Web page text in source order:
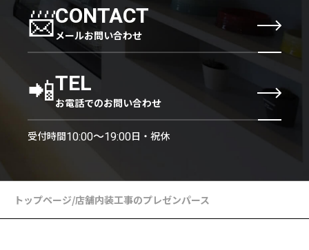
📨CONTACT
メールお問い合わせ
📲TEL
お電話でのお問い合わせ
受付時間10:00〜19:00日・祝休
トップページ/店舗内装工事のプレゼンパース